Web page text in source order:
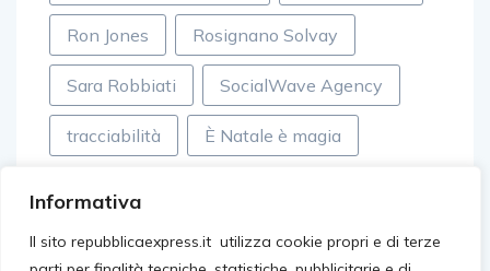
Informativa
Il sito repubblicaexpress.it utilizza cookie propri e di terze
Ron Jones Rosignano Solvay
Sara Robbiati SocialWave Agency
tracciabilità È Natale è magia